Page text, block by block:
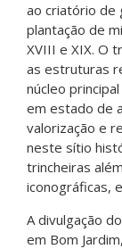
ao criatório de
plantação de
XVIII e XIX. O
as estruturas
núcleo
em estado de
valorização e
neste sítio
trincheiras
iconográficas,
A divulgação
em Bom